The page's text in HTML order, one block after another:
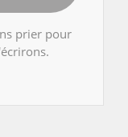
prier pour